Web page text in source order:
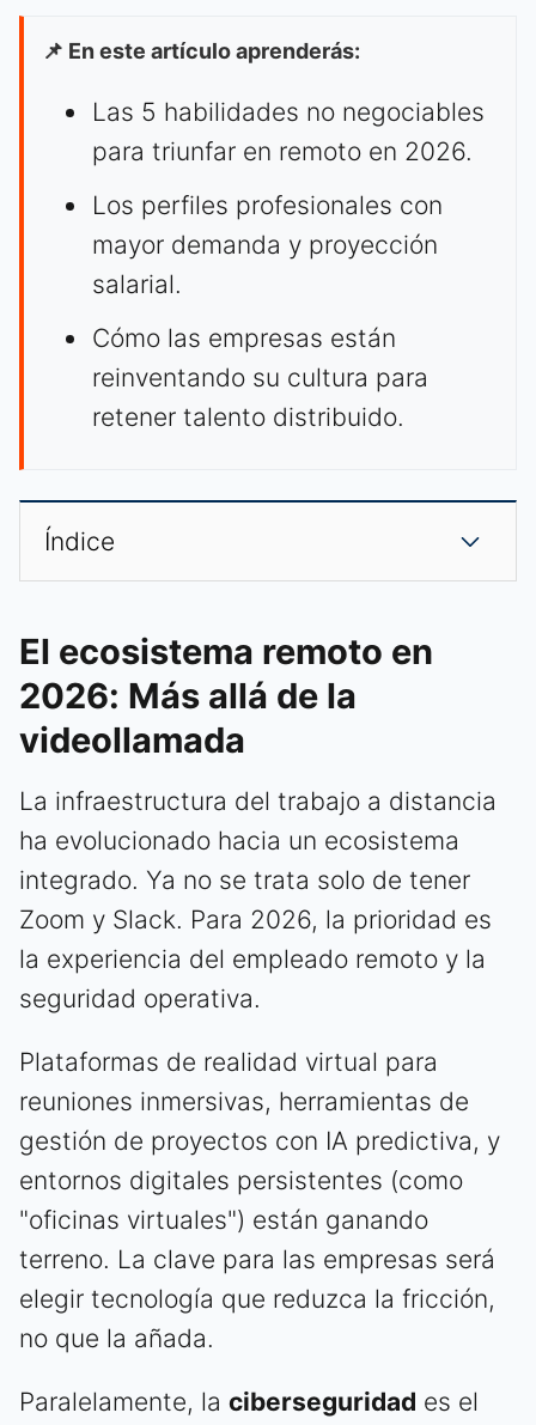
📌 En este artículo aprenderás:
Las 5 habilidades no negociables
para triunfar en remoto en 2026.
Los perfiles profesionales con
mayor demanda y proyección
salarial.
Cómo las empresas están
reinventando su cultura para
retener talento distribuido.
Índice
El ecosistema remoto en
2026: Más allá de la
videollamada
La infraestructura del trabajo a distancia
ha evolucionado hacia un ecosistema
integrado. Ya no se trata solo de tener
Zoom y Slack. Para 2026, la prioridad es
la experiencia del empleado remoto y la
seguridad operativa.
Plataformas de realidad virtual para
reuniones inmersivas, herramientas de
gestión de proyectos con IA predictiva, y
entornos digitales persistentes (como
"oficinas virtuales") están ganando
terreno. La clave para las empresas será
elegir tecnología que reduzca la fricción,
no que la añada.
Paralelamente, la ciberseguridad es el